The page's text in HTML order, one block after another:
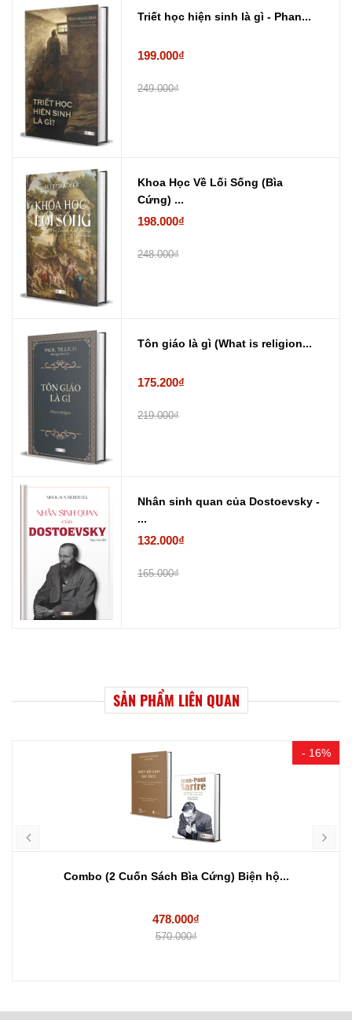
Triết học hiện sinh là gì - Phan...
199.000₫
249.000₫
Khoa Học Về Lối Sống (Bìa
Cứng) ...
198.000₫
248.000₫
Tôn giáo là gì (What is religion...
175.200₫
219.000₫
Nhân sinh quan của Dostoevsky -
...
132.000₫
165.000₫
SẢN PHẨM LIÊN QUAN
- 16%
Combo (2 Cuốn Sách Bìa Cứng) Biện hộ...
478.000₫
570.000₫